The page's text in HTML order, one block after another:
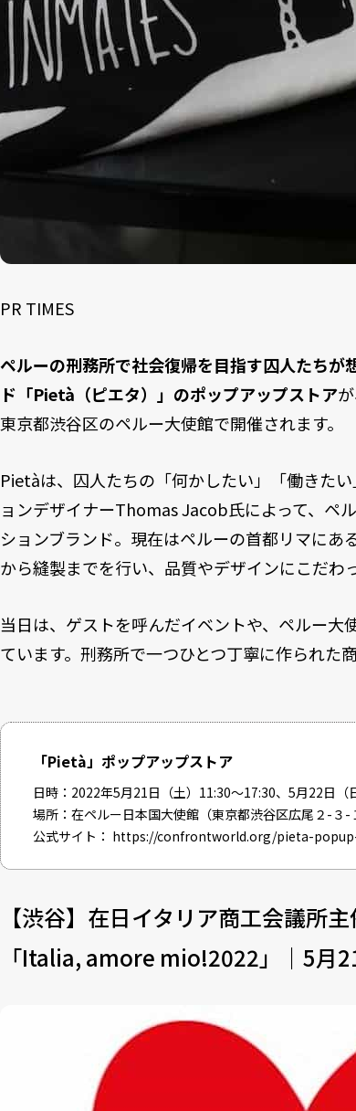
PR TIMES
ペルーの刑務所で社会復帰を目指す囚人たちが
ド「Pietà（ピエタ）」のポップアップストア
東京都渋谷区のペルー大使館で開催されます。
Pietàは、囚人たちの「何かしたい」「働きた
ョンデザイナーThomas Jacob氏によって、ペ
ションブランド。現在はペルーの首都リマに
から縫製までを行い、品質やデザインにこだわ
当日は、ゲストを呼んだイベントや、ペルー
ています。刑務所で一つひとつ丁寧に作られた
「Pietà」ポップアップストア
日時：2022年5月21日（土）11:30〜17:30、5月22日（
場所：在ペルー日本国大使館（東京都渋谷区広尾２-３-
公式サイト： https://confrontworld.org/pieta-
【渋谷】在日イタリア商工会議所
「Italia, amore mio!2022」｜5月